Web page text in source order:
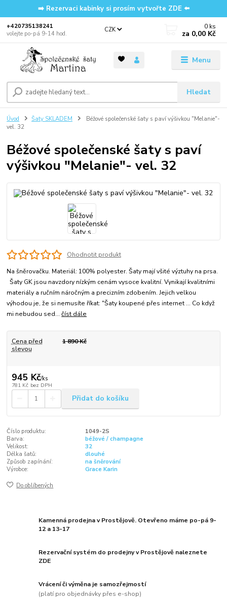
➡️ Rezervaci kabinky si prosím vytvořte ZDE ⬅️
Menu
CZK
Hledat
‭+420735138241
volejte po-pá 9-14 hod.
0 ks
za 0,00 Kč
Úvod Šaty SKLADEM
Béžové společenské šaty s paví výšivkou "Melanie"-
vel. 32
Béžové společenské šaty s paví
výšivkou "Melanie"- vel. 32
Ohodnotit produkt
Na šněrovačku. Materiál: 100% polyester. Šaty mají všité výztuhy na prsa.
Šaty GK jsou navzdory nízkým cenám vysoce kvalitní. Vynikají kvalitními
materiály a ručním náročným a precizním zdobením. Jejich velkou
výhodou je, že si nemusíte říkat: "Šaty koupené přes internet ... Co když
mi nebudou sed...číst dále
Cena před
slevou
1 890 Kč
945 Kč/ks
781 Kč bez DPH
Přidat do košíku
Číslo produktu:
1049-2S
Barva:
béžové / champagne
Velikost:
32
Délka šatů:
dlouhé
Způsob zapínání:
na šněrování
Výrobce:
Grace Karin
Do oblíbených
Kamenná prodejna v Prostějově. Otevřeno máme po-pá 9-
12 a 13-17
Rezervační systém do prodejny v Prostějově naleznete
ZDE
Vrácení či výměna je samozřejmostí
(platí pro objednávky přes e-shop)